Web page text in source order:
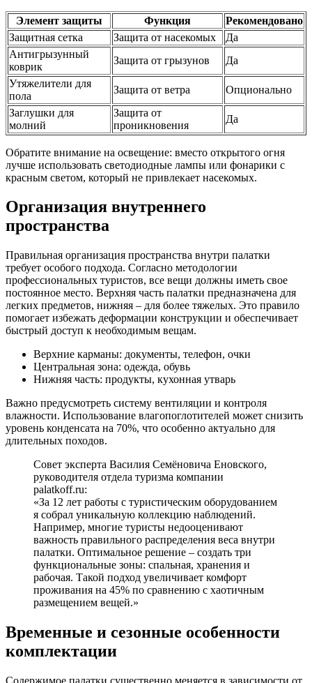
Элемент защиты Функция
Рекомендовано
Защитная сетка
Защита от насекомых
Да
Антигрызунный
коврик
Защита от грызунов
Да
Утяжелители для
пола
Защита от ветра
Опционально
Заглушки для
молний
Защита от
проникновения
Да
Обратите внимание на освещение: вместо открытого огня
лучше использовать светодиодные лампы или фонарики с
красным светом, который не привлекает насекомых.
Организация внутреннего
пространства
Правильная организация пространства внутри палатки
требует особого подхода. Согласно методологии
профессиональных туристов, все вещи должны иметь свое
постоянное место. Верхняя часть палатки предназначена для
легких предметов, нижняя – для более тяжелых. Это правило
помогает избежать деформации конструкции и обеспечивает
быстрый доступ к необходимым вещам.
Верхние карманы: документы, телефон, очки
Центральная зона: одежда, обувь
Нижняя часть: продукты, кухонная утварь
Важно предусмотреть систему вентиляции и контроля
влажности. Использование влагопоглотителей может снизить
уровень конденсата на 70%, что особенно актуально для
длительных походов.
Совет эксперта Василия Семёновича Еновского,
руководителя отдела туризма компании
palatkoff.ru:
«За 12 лет работы с туристическим оборудованием
я собрал уникальную коллекцию наблюдений.
Например, многие туристы недооценивают
важность правильного распределения веса внутри
палатки. Оптимальное решение – создать три
функциональные зоны: спальная, хранения и
рабочая. Такой подход увеличивает комфорт
проживания на 45% по сравнению с хаотичным
размещением вещей.»
Временные и сезонные особенности
комплектации